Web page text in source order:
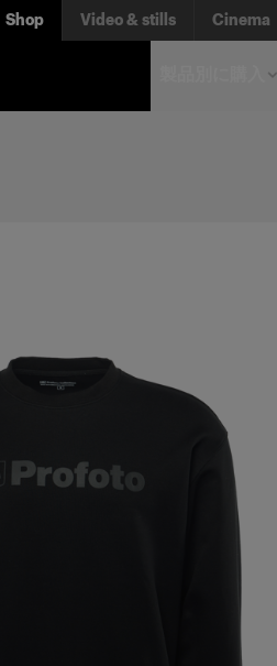
Shop Video & stills Cinema